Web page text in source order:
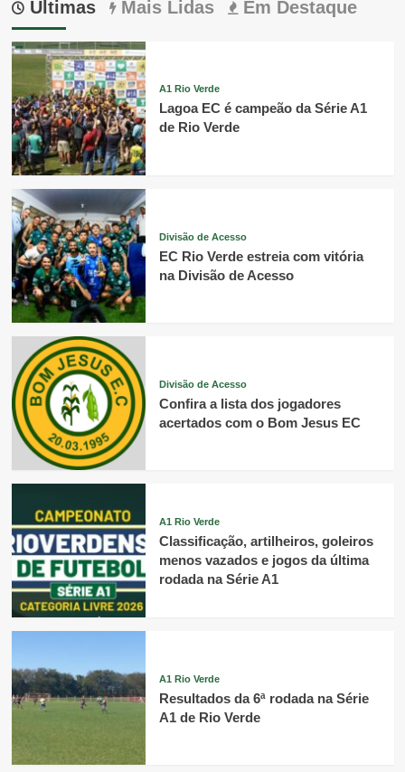
Últimas Mais Lidas Em Destaque
A1 Rio Verde
Lagoa EC é campeão da Série A1
de Rio Verde
Divisão de Acesso
EC Rio Verde estreia com vitória
na Divisão de Acesso
Divisão de Acesso
Confira a lista dos jogadores
acertados com o Bom Jesus EC
A1 Rio Verde
Classificação, artilheiros, goleiros
menos vazados e jogos da última
rodada na Série A1
A1 Rio Verde
Resultados da 6ª rodada na Série
A1 de Rio Verde